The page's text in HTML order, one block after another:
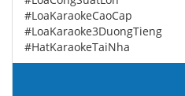
#HatKaraokeTaiNha